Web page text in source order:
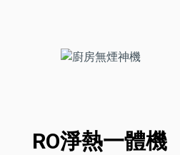
RO淨熱一體機